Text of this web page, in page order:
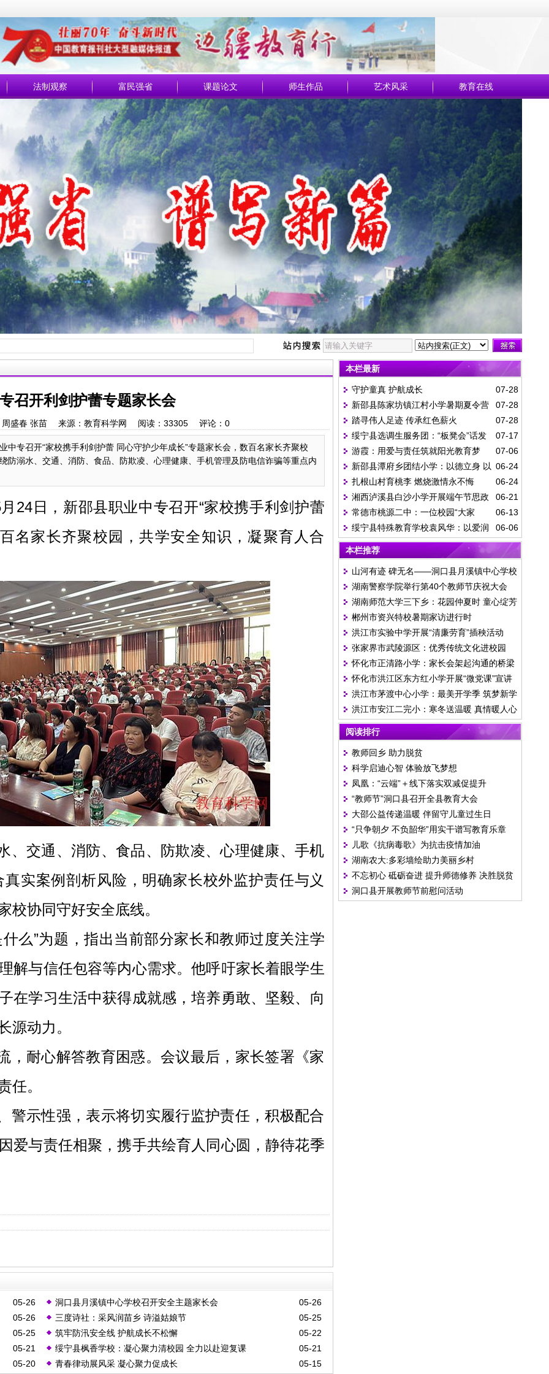
法制观察 富民强省 课题论文 师生作品 艺术风采 教育在线
召开利剑护蕾专题家长会
盛春 张苗 来源：教育科学网 阅读： 33305评论： 0
专召开“家校携手利剑护蕾 同心守护少年成长”专题家长会，数百名家长齐聚校
防溺水、交通、消防、食品、防欺凌、心理健康、手机管理及防电信诈骗等重点内
24日，新邵县职业中专召开“家校携手利剑护蕾
名家长齐聚校园，共学安全知识，凝聚育人合
、交通、消防、食品、防欺凌、心理健康、手机
实案例剖析风险，明确家长校外监护责任与义
校协同守好安全底线。
什么”为题，指出当前部分家长和教师过度关注学
解与信任包容等内心需求。他呼吁家长着眼学生
在学习生活中获得成就感，培养勇敢、坚毅、向
源动力。
，耐心解答教育困惑。会议最后，家长签署《家
任。
警示性强，表示将切实履行监护责任，积极配合
爱与责任相聚，携手共绘育人同心圆，静待花季
05-26 05-26
洞口县月溪镇中心学校召开安全主题家长会
05-26
05-25
三度诗社：采风润苗乡 诗溢姑娘节
05-25
05-22
筑牢防汛安全线 护航成长不松懈
05-21
05-21
绥宁县枫香学校：凝心聚力清校园 全力以赴迎复课
05-20
05-15
青春律动展风采 凝心聚力促成长
本栏最新
07-28
守护童真 护航成长
07-28
新邵县陈家坊镇江村小学暑期夏令营
一日纪实
07-28
踏寻伟人足迹 传承红色薪火
07-17
绥宁县选调生服务团：“板凳会”话发
展 “院落会”守平安
07-06
游霞：用爱与责任筑就阳光教育梦
06-24
新邵县潭府乡团结小学：以德立身 以
爱育人
06-24
扎根山村育桃李 燃烧激情永不悔
06-21
湘西泸溪县白沙小学开展端午节思政
教育活动
06-13
常德市桃源二中：一位校园“大家
长”的高考答卷
06-06
绥宁县特殊教育学校袁风华：以爱润
残童 匠心守特教
本栏推荐
山河有迹 碑无名——洞口县月溪镇中心学校
举行清明祭英烈活动
湖南警察学院举行第40个教师节庆祝大会
湖南师范大学三下乡：花园仲夏时 童心绽芳
华
郴州市资兴特校暑期家访进行时
洪江市实验中学开展“清廉劳育”插秧活动
张家界市武陵源区：优秀传统文化进校园
怀化市正清路小学：家长会架起沟通的桥梁
怀化市洪江区东方红小学开展“微党课”宣讲
活动
洪江市茅渡中心小学：最美开学季 筑梦新学
期
洪江市安江二完小：寒冬送温暖 真情暖人心
阅读排行
教师回乡 助力脱贫
科学启迪心智 体验放飞梦想
凤凰：“云端”＋线下落实双减促提升
“教师节”洞口县召开全县教育大会
大邵公益传递温暖 伴留守儿童过生日
“只争朝夕 不负韶华”用实干谱写教育乐章
儿歌《抗病毒歌》为抗击疫情加油
湖南农大:多彩墙绘助力美丽乡村
不忘初心 砥砺奋进 提升师德修养 决胜脱贫
攻坚
洞口县开展教师节前慰问活动